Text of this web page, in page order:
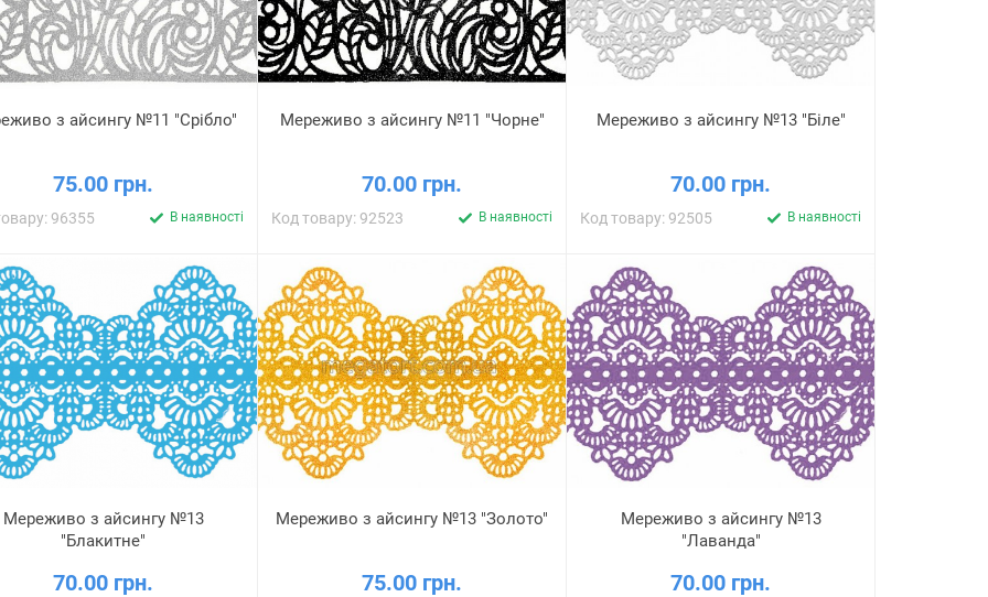
з айсингу №11 "Срібло"
75.00 грн.
96355 В наявності
Мереживо з айсингу №11 "Чорне"
70.00 грн.
Код товару: 92523 В наявності
Мереживо з айсингу №13 "Біле"
70.00 грн.
Код товару: 92505 В наявності
Мереживо з айсингу №13
"Блакитне"
70.00 грн.
Мереживо з айсингу №13 "Золото"
75.00 грн.
Мереживо з айсингу №13
"Лаванда"
70.00 грн.